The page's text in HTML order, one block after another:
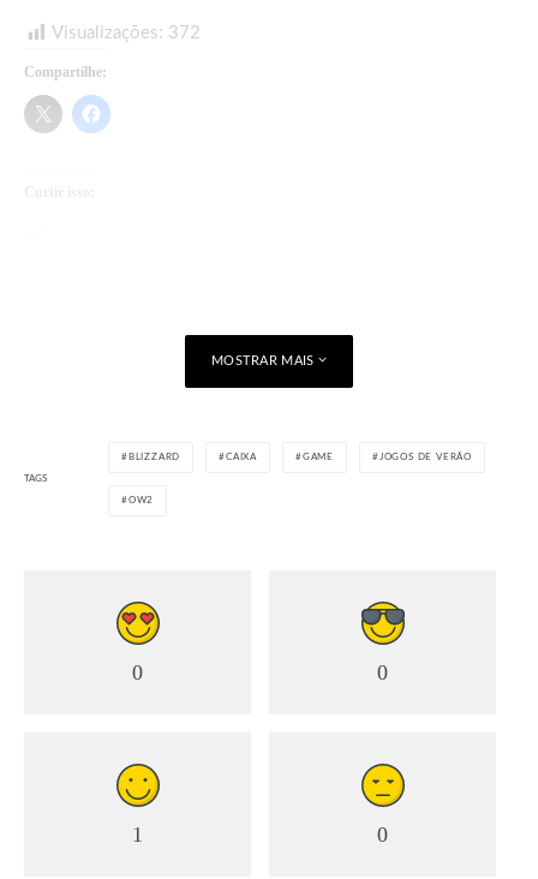
Visualizações: 372
Compartilhe:
MOSTRAR MAIS
TAGS
BLIZZARD CAIXA GAME JOGOS DE VERÃO
OW2
0 0
1 0